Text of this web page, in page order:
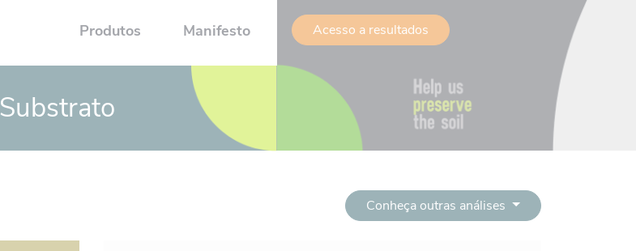
Produtos Manifesto
Substrato
Acesso a resultados
Conheça outras análises